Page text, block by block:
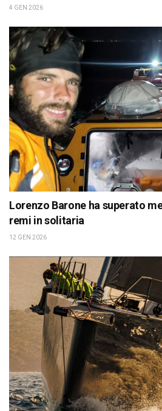
4 GEN 2026
Lorenzo Barone ha superato
remi in solitaria
12 GEN 2026